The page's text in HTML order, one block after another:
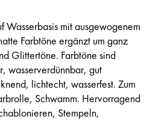
Wasserbasis mit ausgewogenem
Farbtöne ergänzt um ganz
Glittertöne. Farbtöne sind
wasserverdünnbar, gut
lichtecht, wasserfest. Zum
Schwamm. Hervorragend
Stempeln,